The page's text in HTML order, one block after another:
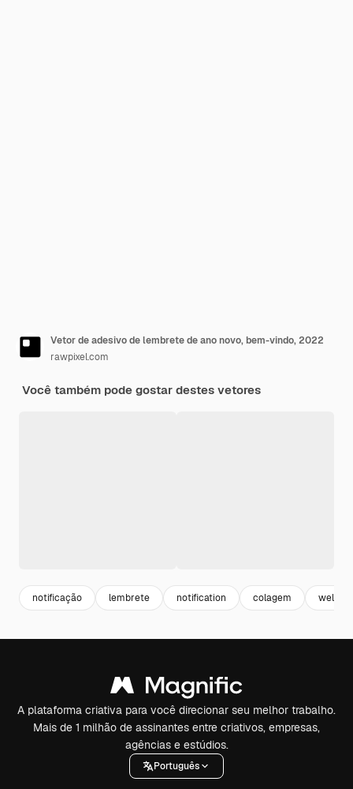
Vetor de adesivo de lembrete de ano novo, bem-vindo, 2022
rawpixel.com
Você também pode gostar destes vetores
notificação lembrete notification colagem
A plataforma criativa para você direcionar seu melhor trabalho.
Mais de 1 milhão de assinantes entre criativos, empresas,
agências e estúdios.
Português